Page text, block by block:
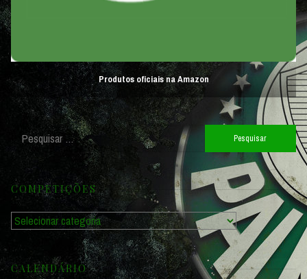
Produtos oficiais na Amazon
Pesquisar
por:
COMPETIÇÕES
Competições
CALENDÁRIO